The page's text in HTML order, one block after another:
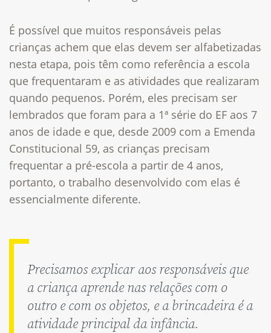
É possível que muitos responsáveis pelas
crianças achem que elas devem ser alfabetizadas
nesta etapa, pois têm como referência a escola
que frequentaram e as atividades que realizaram
quando pequenos. Porém, eles precisam ser
lembrados que foram para a 1ª série do EF aos 7
anos de idade e que, desde 2009 com a Emenda
Constitucional 59, as crianças precisam
frequentar a pré-escola a partir de 4 anos,
portanto, o trabalho desenvolvido com elas é
essencialmente diferente.
Precisamos explicar aos responsáveis que
a criança aprende nas relações com o
outro e com os objetos, e a brincadeira é a
atividade principal da infância.